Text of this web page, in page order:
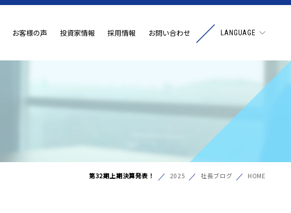
お客様の声 投資家情報 採用情報 お問い合わせ LANGUAGE
HOME
社長ブログ
2025
第32期上期決算発表！